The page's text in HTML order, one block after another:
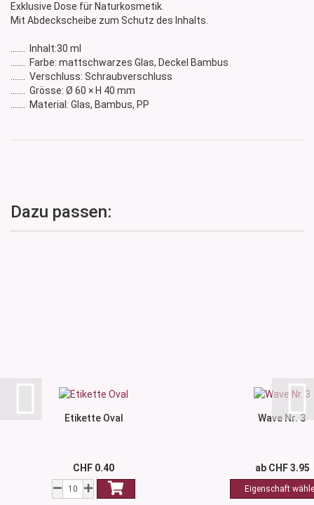
Exklusive Dose für Naturkosmetik.
Mit Abdeckscheibe zum Schutz des Inhalts.
....... Inhalt:30 ml
....... Farbe: mattschwarzes Glas, Deckel Bambus
....... Verschluss: Schraubverschluss
....... Grösse: Ø 60 × H 40 mm
....... Material: Glas, Bambus, PP
Dazu passen:
Etikette Oval
CHF 0.40
Wave Nr. 3
ab CHF 3.95